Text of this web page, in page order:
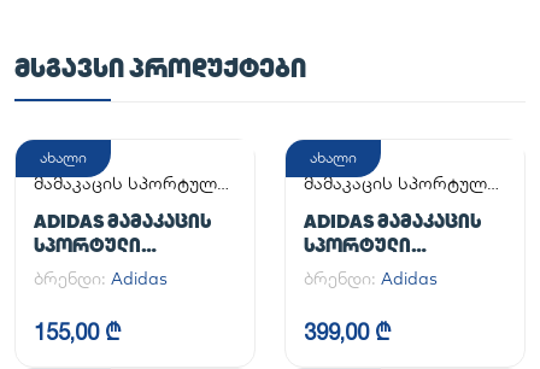
ᲛᲡᲒᲐᲕᲡᲘ ᲞᲠᲝᲓᲣᲥᲢᲔᲑᲘ
ახალი
მამაკაცის სპორტული
ADIDAS ᲛᲐᲛᲐᲙᲐᲪᲘᲡ
ᲡᲞᲝᲠᲢᲣᲚᲘ
ᲤᲔᲮᲡᲐᲪᲛᲔᲚᲘ
ADILETTE
ბრენდი: Adidas
155,00 ₾
ახალი
მამაკაცის სპორტული
ADIDAS ᲛᲐᲛᲐᲙᲐᲪᲘᲡ
ᲡᲞᲝᲠᲢᲣᲚᲘ
ᲤᲔᲮᲡᲐᲪᲛᲔᲚᲘ
HANDBALL SPEZIAL
ბრენდი: Adidas
399,00 ₾